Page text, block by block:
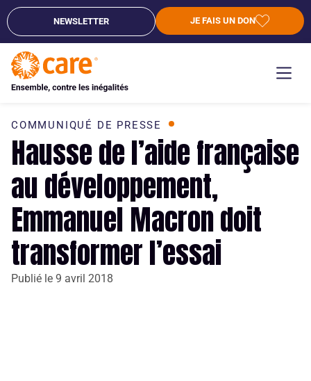
NEWSLETTER JE FAIS UN DON
COMMUNIQUÉ DE PRESSE
Hausse de l’aide française
au développement,
Emmanuel Macron doit
transformer l’essai
Publié le 9 avril 2018